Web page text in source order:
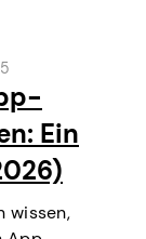
Ein
wissen,